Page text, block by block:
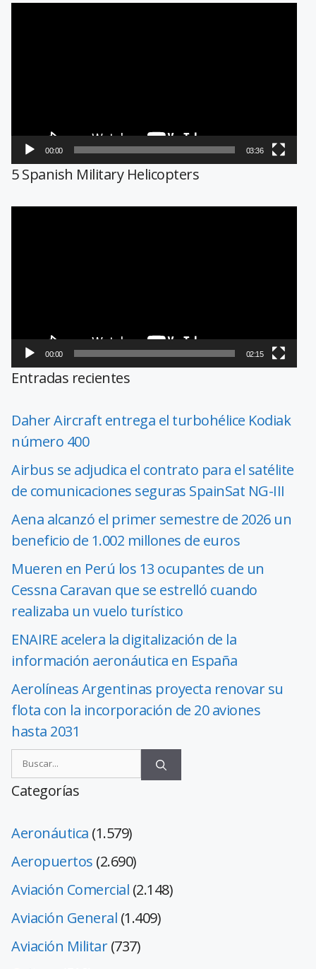
00:00 03:36
5 Spanish Military Helicopters
00:00 02:15
Entradas recientes
Daher Aircraft entrega el turbohélice Kodiak
número 400
Airbus se adjudica el contrato para el satélite
de comunicaciones seguras SpainSat NG-III
Aena alcanzó el primer semestre de 2026 un
beneficio de 1.002 millones de euros
Mueren en Perú los 13 ocupantes de un
Cessna Caravan que se estrelló cuando
realizaba un vuelo turístico
ENAIRE acelera la digitalización de la
información aeronáutica en España
Aerolíneas Argentinas proyecta renovar su
flota con la incorporación de 20 aviones
hasta 2031
Categorías
Aeronáutica (1.579)
Aeropuertos (2.690)
Aviación Comercial (2.148)
Aviación General (1.409)
Aviación Militar(737)